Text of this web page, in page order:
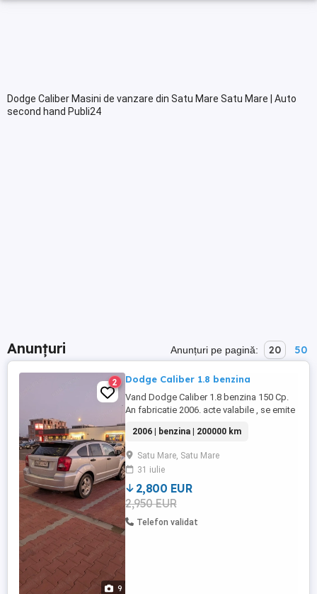
Dodge Caliber Masini de vanzare din Satu Mare Satu Mare | Auto
second hand Publi24
Anunțuri Anunțuri pe pagină: 20 50
9
2 Dodge Caliber 1.8 benzina
Vand Dodge Caliber 1.8 benzina 150 Cp.
An fabricatie 2006. acte valabile , se emite
Aer conditionat 4x airbaguri. Stare buna
de functionare.
2006 | benzina | 200000 km
Satu Mare, Satu Mare
31 iulie
2,800 EUR
2,950 EUR
Telefon validat